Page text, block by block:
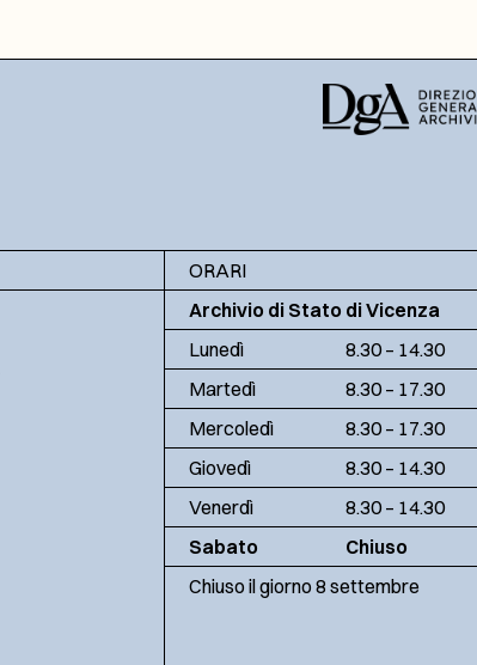
ORARI
Archivio di Stato di Vicenza
Lunedì
8.30 – 14.30
Martedì
8.30 – 17.30
Mercoledì
8.30 – 17.30
Giovedì
8.30 – 14.30
Venerdì
8.30 – 14.30
Sabato
Chiuso
Chiuso il giorno 8 settembre